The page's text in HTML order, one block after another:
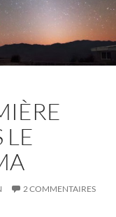
LE
2 COMMENTAIRES